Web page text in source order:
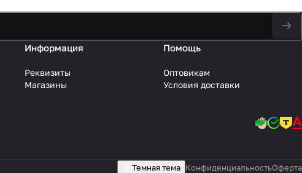
Информация
Реквизиты
Магазины
Помощь
Оптовикам
Условия доставки
Темная тема КонфиденциальностьОферта